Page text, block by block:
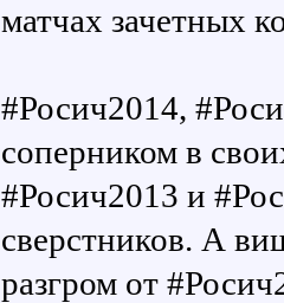
матчах зачетных
#Росич2014,
соперником в
#Росич2013 и
сверстников. А
разгром от